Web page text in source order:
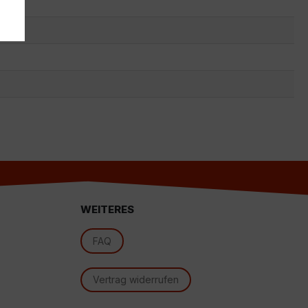
WEITERES
FAQ
Vertrag widerrufen